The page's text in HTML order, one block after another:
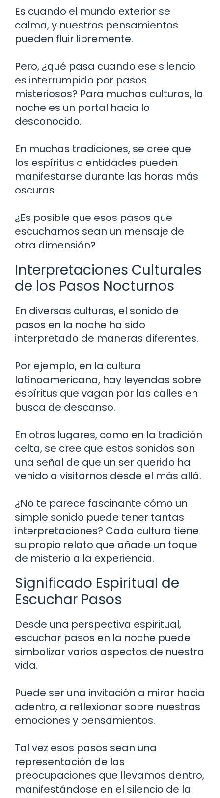
Es cuando el mundo exterior se
calma, y nuestros pensamientos
pueden fluir libremente.
Pero, ¿qué pasa cuando ese silencio
es interrumpido por pasos
misteriosos? Para muchas culturas, la
noche es un portal hacia lo
desconocido.
En muchas tradiciones, se cree que
los espíritus o entidades pueden
manifestarse durante las horas más
oscuras.
¿Es posible que esos pasos que
escuchamos sean un mensaje de
otra dimensión?
Interpretaciones Culturales
de los Pasos Nocturnos
En diversas culturas, el sonido de
pasos en la noche ha sido
interpretado de maneras diferentes.
Por ejemplo, en la cultura
latinoamericana, hay leyendas sobre
espíritus que vagan por las calles en
busca de descanso.
En otros lugares, como en la tradición
celta, se cree que estos sonidos son
una señal de que un ser querido ha
venido a visitarnos desde el más allá.
¿No te parece fascinante cómo un
simple sonido puede tener tantas
interpretaciones? Cada cultura tiene
su propio relato que añade un toque
de misterio a la experiencia.
Significado Espiritual de
Escuchar Pasos
Desde una perspectiva espiritual,
escuchar pasos en la noche puede
simbolizar varios aspectos de nuestra
vida.
Puede ser una invitación a mirar hacia
adentro, a reflexionar sobre nuestras
emociones y pensamientos.
Tal vez esos pasos sean una
representación de las
preocupaciones que llevamos dentro,
manifestándose en el silencio de la